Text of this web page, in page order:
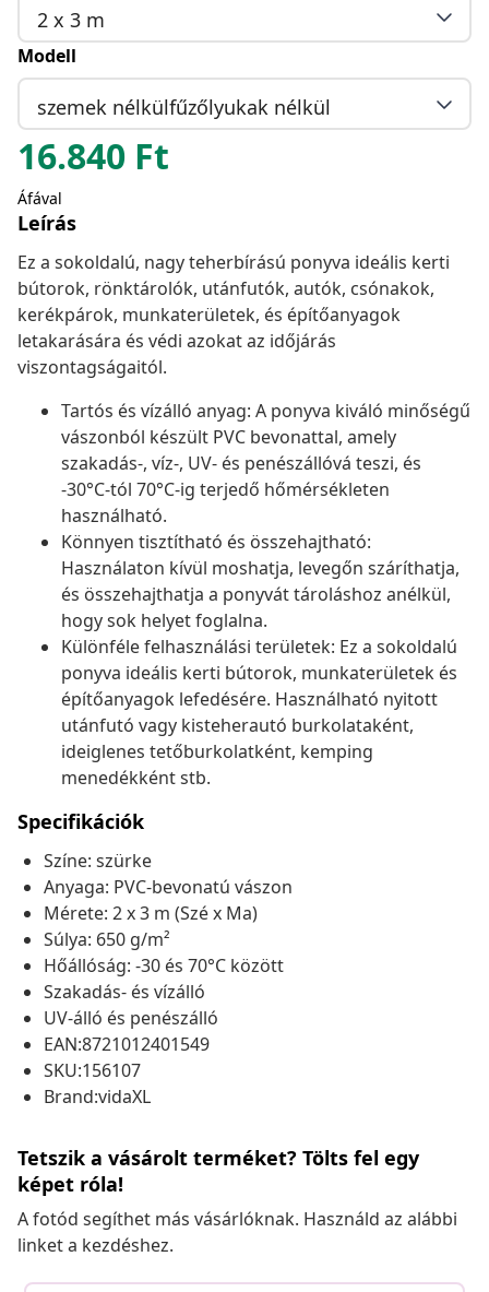
2 x 3 m
Modell
szemek nélkülfűzőlyukak nélkül
16.840 Ft
Áfával
Leírás
Ez a sokoldalú, nagy teherbírású ponyva ideális kerti
bútorok, rönktárolók, utánfutók, autók, csónakok,
kerékpárok, munkaterületek, és építőanyagok
letakarására és védi azokat az időjárás
viszontagságaitól.
Tartós és vízálló anyag: A ponyva kiváló minőségű
vászonból készült PVC bevonattal, amely
szakadás-, víz-, UV- és penészállóvá teszi, és
-30°C-tól 70°C-ig terjedő hőmérsékleten
használható.
Könnyen tisztítható és összehajtható:
Használaton kívül moshatja, levegőn száríthatja,
és összehajthatja a ponyvát tároláshoz anélkül,
hogy sok helyet foglalna.
Különféle felhasználási területek: Ez a sokoldalú
ponyva ideális kerti bútorok, munkaterületek és
építőanyagok lefedésére. Használható nyitott
utánfutó vagy kisteherautó burkolataként,
ideiglenes tetőburkolatként, kemping
menedékként stb.
Specifikációk
Színe: szürke
Anyaga: PVC-bevonatú vászon
Mérete: 2 x 3 m (Szé x Ma)
Súlya: 650 g/m²
Hőállóság: -30 és 70°C között
Szakadás- és vízálló
UV-álló és penészálló
EAN:8721012401549
SKU:156107
Brand:vidaXL
Tetszik a vásárolt terméket? Tölts fel egy
képet róla!
A fotód segíthet más vásárlóknak. Használd az alábbi
linket a kezdéshez.